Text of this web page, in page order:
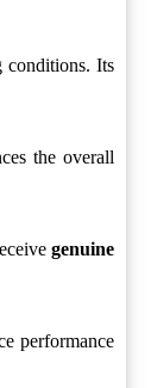
conditions. Its
the overall
genuine
performance